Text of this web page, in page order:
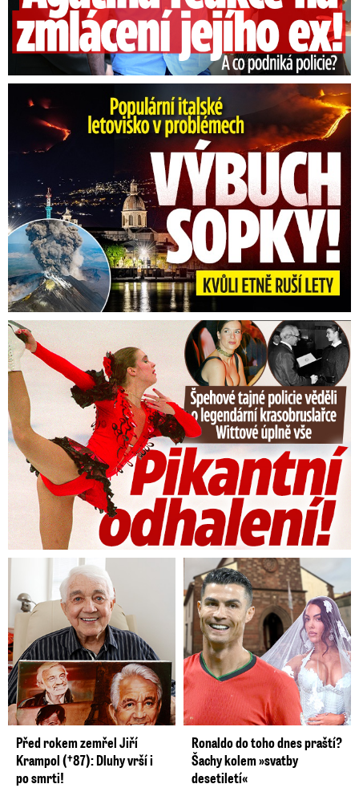
Erupce sicilské sopky Etny: Ruší desítky letů
Tajná policie špehovala krasobruslařku Wittovou: Pikantní ...
Před rokem zemřel Jiří
Krampol (†87): Dluhy vrší i
po smrti!
Ronaldo do toho dnes praští?
Šachy kolem »svatby
desetiletí«